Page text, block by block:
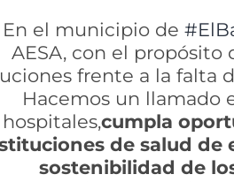
En el municipio de
AESA, con el
frente a la falta
Hacemos un llamado
hospitales,cumpla
de salud de
sostenibilidad de